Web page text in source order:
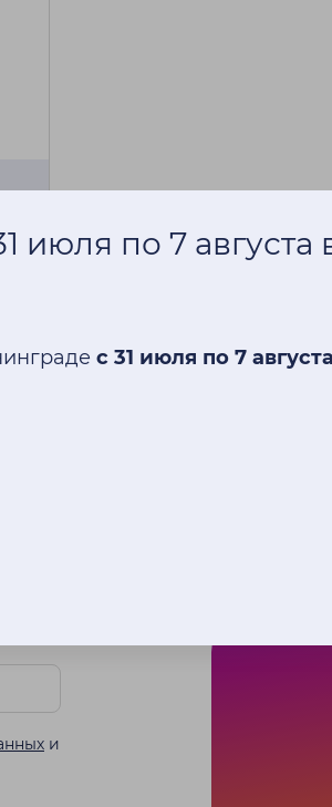
и
июля по 7 августа
с 31 июля по 7 августа